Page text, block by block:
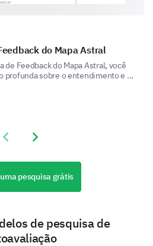
entre Pares
do Mapa Astral
de Feedback do Mapa Astral, você
profunda sobre o entendimento e ...
Previous slide
Next slide
uma pesquisa grátis
de pesquisa de